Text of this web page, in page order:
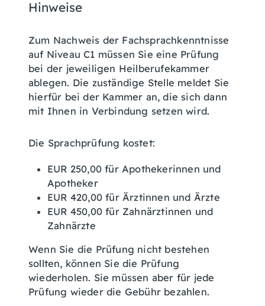
Hinweise
Zum Nachweis der Fachsprachkenntnisse
auf Niveau C1 müssen Sie eine Prüfung
bei der jeweiligen Heilberufekammer
ablegen. Die zuständige Stelle meldet Sie
hierfür bei der Kammer an, die sich dann
mit Ihnen in Verbindung setzen wird.
Die Sprachprüfung kostet:
EUR 250,00 für Apothekerinnen und
Apotheker
EUR 420,00 für Ärztinnen und Ärzte
EUR 450,00 für Zahnärztinnen und
Zahnärzte
Wenn Sie die Prüfung nicht bestehen
sollten, können Sie die Prüfung
wiederholen. Sie müssen aber für jede
Prüfung wieder die Gebühr bezahlen.